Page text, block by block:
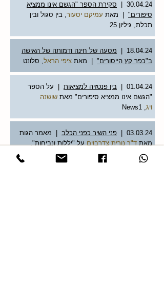
30.04.24 |
סקירת הספר "הגשם אינו ממציא
סיפורים" | מאת עמיקם יסעור, בין סגול ובין
תכלת, גיליון 25
18.04.24 |
מסעה של חינה ודמותה של האישה
ב"כפר קץ הייסורים" | מאת ציפי הראל, סלונט
01.04.24 | בין פנטזיה למציאות | על הספר
"הגשם אינו ממציא סיפורים" מאת שושנה
ויג,
News1
03.03.24 | פני השיר כפני הכלב
| מאמר הגות
מאת ד"ר נורית צדרבוים על "יללות ונביחות",
News1